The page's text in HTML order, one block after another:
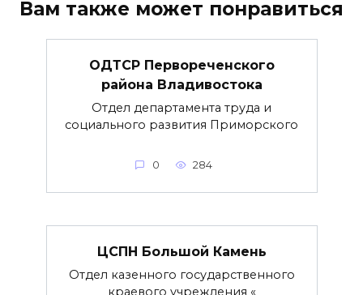
Вам также может понравиться
ОДТСР Первореченского
района Владивостока
Отдел департамента труда и
социального развития Приморского
0 284
ЦСПН Большой Камень
Отдел казенного государственного